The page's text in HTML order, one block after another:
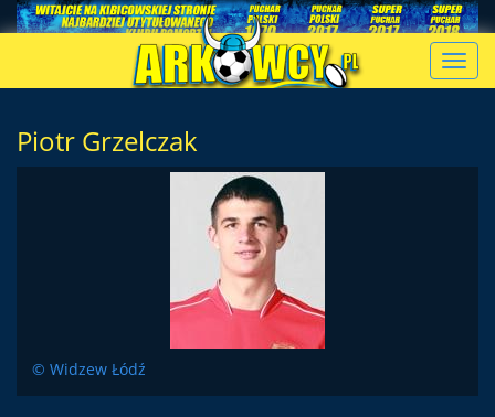
Piotr Grzelczak
© Widzew Łódź